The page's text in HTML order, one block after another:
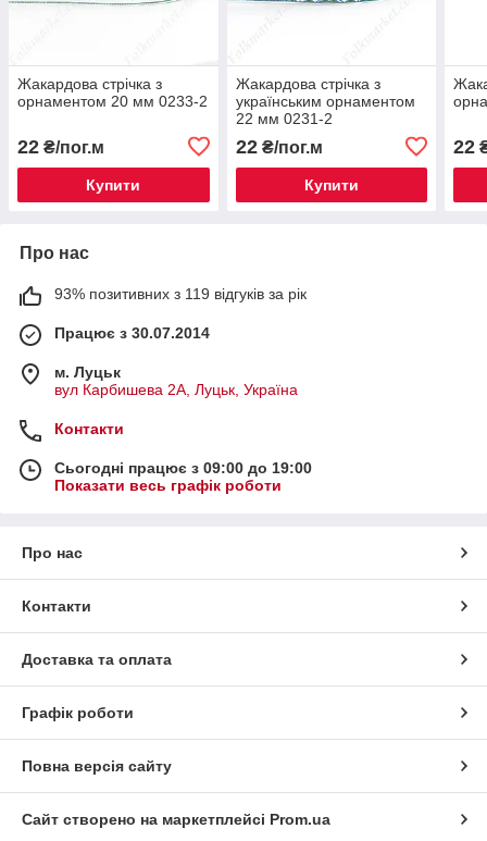
Жакардова стрічка з
орнаментом 20 мм 0233-2
22 ₴/пог.м
Купити
Жакардова стрічка з
українським орнаментом
22 мм 0231-2
22₴/пог.м
Купити
22
Про нас
93% позитивних з 119 відгуків за рік
Працює з 30.07.2014
м. Луцьк
вул Карбишева 2А, Луцьк, Україна
Контакти
Сьогодні працює з 09:00 до 19:00
Показати весь графік роботи
Про нас
Контакти
Доставка та оплата
Графік роботи
Повна версія сайту
Сайт створено на маркетплейсі Prom.ua